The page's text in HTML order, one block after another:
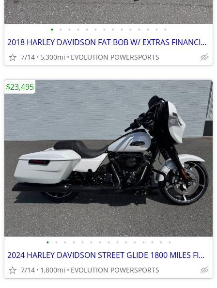
• • • • • • • • • • • • • •
2018 HARLEY DAVIDSON FAT BOB W/ EXTRAS FINANCING AVAILABLE
7/14 5,300mi EVOLUTION POWERSPORTS
• • • • • • • • • • • • • • •
2024 HARLEY DAVIDSON STREET GLIDE 1800 MILES FINANCING AVAILABLE
7/14 1,800mi EVOLUTION POWERSPORTS
$23,495